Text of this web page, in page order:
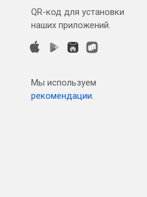
QR-код для установки
наших приложений.
Мы используем
рекомендации.